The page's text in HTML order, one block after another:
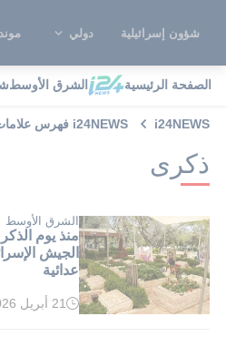
شؤون إسرائيلية دولي
الصفحة الرئيسية الشرق الأوسط
i24NEWS i24NEWS فهرس علامات
ذكرى
الشرق الأوسط
عدائية
وقت
21 أبريل 2026